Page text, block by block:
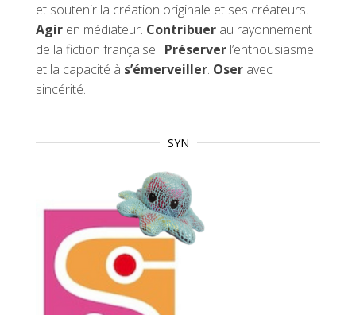
et soutenir la création originale et ses créateurs.
Agir en médiateur. Contribuer au rayonnement
de la fiction française. Préserver l’enthousiasme
et la capacité à s’émerveiller. Oser avec
sincérité.
SYN